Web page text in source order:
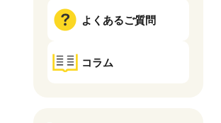
よくあるご質問
コラム